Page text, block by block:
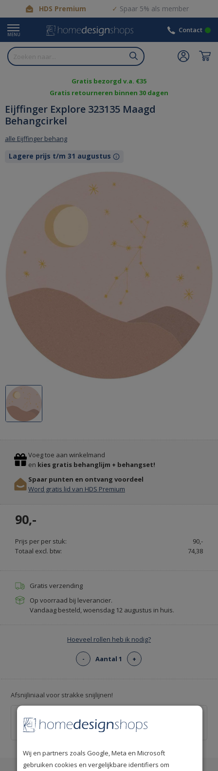
HDS Premium Spaar 5% als member
MENU
Contact
Gratis bezorgd v.a. €35
Gratis retourneren binnen 30 dagen
Eijffinger Explore 323135 Maagd
Behangcirkel
alle Eijffinger behang
Lagere prijs t/m 31 augustus
PAINTING
THE
EN
KALKVERF
PAINT
&
BRUSH.NL
Previous
Stop
Voeg toe aan winkelmand
en kies gratis behanglijm + behangset!
Spaar punten en ontvang voordeel
Word gratis lid van HDS Premium
90,-
Prijs per per stuk:
90,-
Totaal excl. btw:
74,38
Gratis verzending
Op voorraad bij leverancier.
Vandaag besteld, woensdag 12 augustus in huis.
Hoeveel rollen heb ik nodig?
- Aantal 1 +
Afsnijliniaal voor strakke snijlijnen!
€ 9,95
Wij en partners zoals Google, Meta en Microsoft
gebruiken cookies en vergelijkbare identifiers om